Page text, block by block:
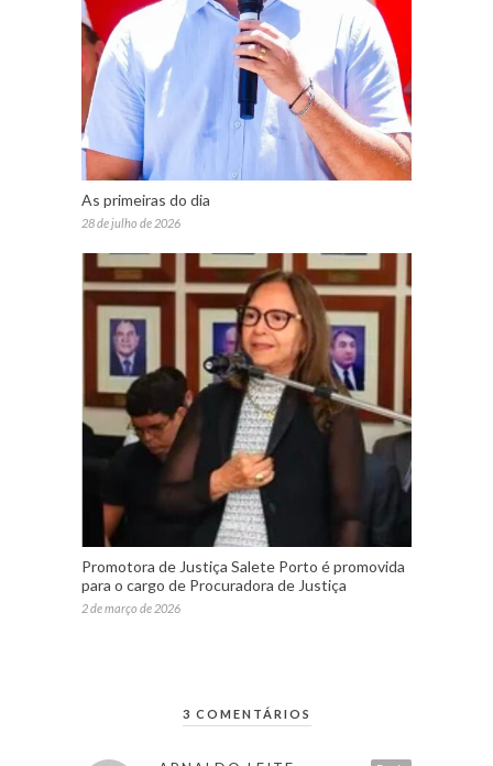
As primeiras do dia
28 de julho de 2026
Promotora de Justiça Salete Porto é promovida
para o cargo de Procuradora de Justiça
2 de março de 2026
3 COMENTÁRIOS